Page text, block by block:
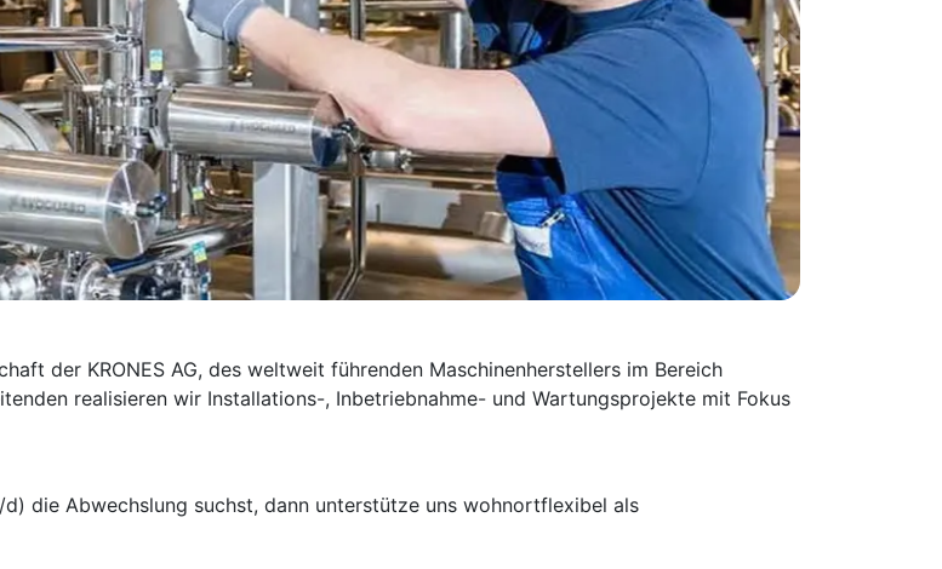
der KRONES AG, des weltweit führenden Maschinen­herstellers im Bereich
realisieren wir Installations-, Inbetrieb­nahme- und Wartungs­projekte mit Fokus
die Abwechslung suchst, dann unterstütze uns wohnortflexibel als